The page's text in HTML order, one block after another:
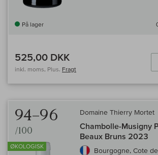
På lager
525,00 DKK
inkl. moms, Plus. Fragt
94–96
/100
ØKOLOGISK
Domaine Thierry Mortet
Chambolle-Musigny
Beaux Bruns 2023
Bourgogne, Cote